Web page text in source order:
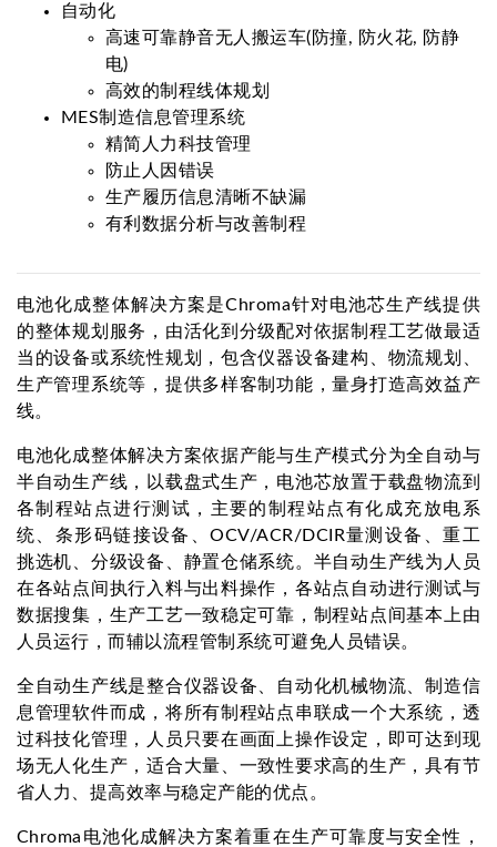
自动化
高速可靠静音无人搬运车(防撞, 防火花, 防静
电)
高效的制程线体规划
MES制造信息管理系统
精简人力科技管理
防止人因错误
生产履历信息清晰不缺漏
有利数据分析与改善制程
电池化成整体解决方案是Chroma针对电池芯生产线提供
的整体规划服务，由活化到分级配对依据制程工艺做最适
当的设备或系统性规划，包含仪器设备建构、物流规划、
生产管理系统等，提供多样客制功能，量身打造高效益产
线。
电池化成整体解决方案依据产能与生产模式分为全自动与
半自动生产线，以载盘式生产，电池芯放置于载盘物流到
各制程站点进行测试，主要的制程站点有化成充放电系
统、条形码链接设备、OCV/ACR/DCIR量测设备、重工
挑选机、分级设备、静置仓储系统。半自动生产线为人员
在各站点间执行入料与出料操作，各站点自动进行测试与
数据搜集，生产工艺一致稳定可靠，制程站点间基本上由
人员运行，而辅以流程管制系统可避免人员错误。
全自动生产线是整合仪器设备、自动化机械物流、制造信
息管理软件而成，将所有制程站点串联成一个大系统，透
过科技化管理，人员只要在画面上操作设定，即可达到现
场无人化生产，适合大量、一致性要求高的生产，具有节
省人力、提高效率与稳定产能的优点。
Chroma电池化成解决方案着重在生产可靠度与安全性，